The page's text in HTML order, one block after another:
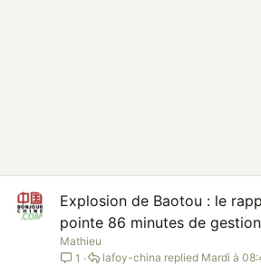
Explosion de Baotou : le
pointe 86 minutes de
Mathieu
1
Mardi à
lafoy-china